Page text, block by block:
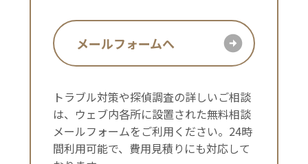
メールフォームへ
トラブル対策や探偵調査の詳しいご相談
は、ウェブ内各所に設置された無料相談
メールフォームをご利用ください。24時
間利用可能で、費用見積りにも対応して